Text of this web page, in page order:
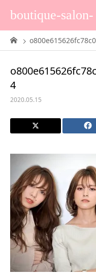
boutique-salon-
4
2020.05.15